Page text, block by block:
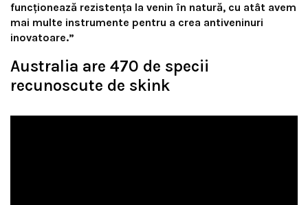
funcționează rezistența la venin în natură, cu atât avem
mai multe instrumente pentru a crea antiveninuri
inovatoare.”
Australia are 470 de specii
recunoscute de skink